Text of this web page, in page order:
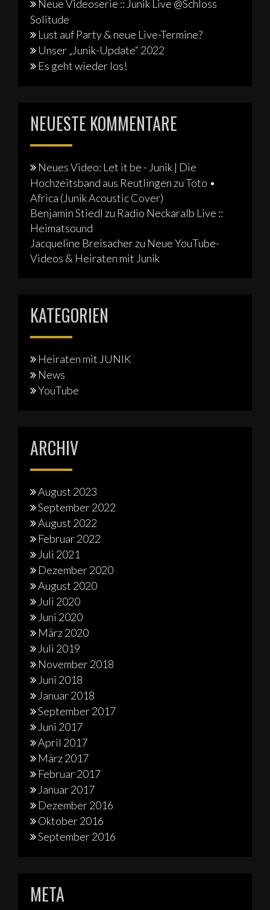
Neue Videoserie :: Junik Live @Schloss
Solitude
Lust auf Party & neue Live-Termine?
Unser „Junik-Update“ 2022
Es geht wieder los!
NEUESTE KOMMENTARE
Neues Video: Let it be - Junik | Die
Hochzeitsband aus Reutlingen zuToto •
Africa (Junik Acoustic Cover)
Benjamin Stiedl zu Radio Neckaralb Live ::
Heimatsound
Jacqueline Breisacherzu Neue YouTube-
Videos & Heiraten mit Junik
KATEGORIEN
Heiraten mit JUNIK
News
YouTube
ARCHIV
August 2023
September 2022
August 2022
Februar 2022
Juli 2021
Dezember 2020
August 2020
Juli 2020
Juni 2020
März 2020
Juli 2019
November 2018
Juni 2018
Januar 2018
September 2017
Juni 2017
April 2017
März 2017
Februar 2017
Januar 2017
Dezember 2016
Oktober 2016
September 2016
META